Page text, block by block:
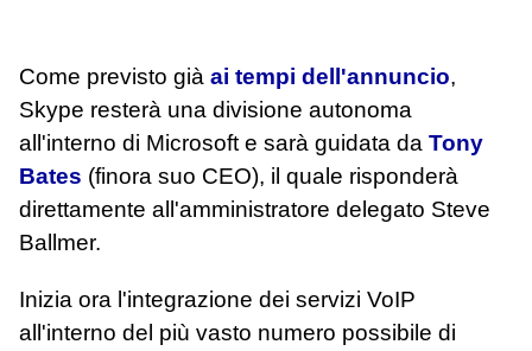
Come previsto già ai tempi dell'annuncio,
Skype resterà una divisione autonoma
all'interno di Microsoft e sarà guidata da Tony
Bates (finora suo CEO), il quale risponderà
direttamente all'amministratore delegato Steve
Ballmer.
Inizia ora l'integrazione dei servizi VoIP
all'interno del più vasto numero possibile di